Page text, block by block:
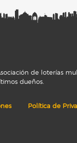
de loterías
dueños.
Política de